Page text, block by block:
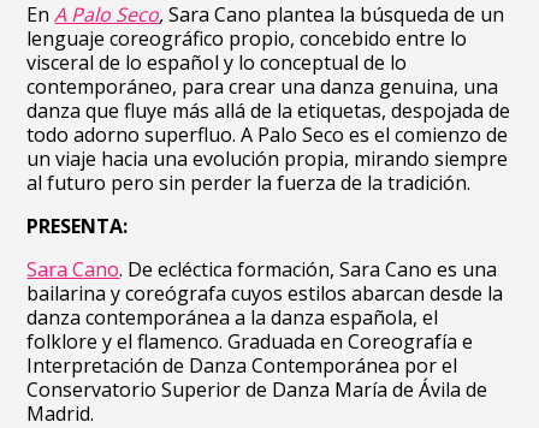
EnA Palo Seco,Sara Cano plantea la búsqueda de un
lenguaje coreográfico propio, concebido entre lo
visceral de lo español y lo conceptual de lo
contemporáneo, para crear una danza genuina, una
danza que fluye más allá de la etiquetas, despojada de
todo adorno superfluo. A Palo Seco es el comienzo de
un viaje hacia una evolución propia, mirando siempre
al futuro pero sin perder la fuerza de la tradición.
PRESENTA:
Sara Cano. De ecléctica formación, Sara Cano es una
bailarina y coreógrafa cuyos estilos abarcan desde la
danza contemporánea a la danza española, el
folklore y el flamenco. Graduada en Coreografía e
Interpretación de Danza Contemporánea por el
Conservatorio Superior de Danza María de Ávila de
Madrid.